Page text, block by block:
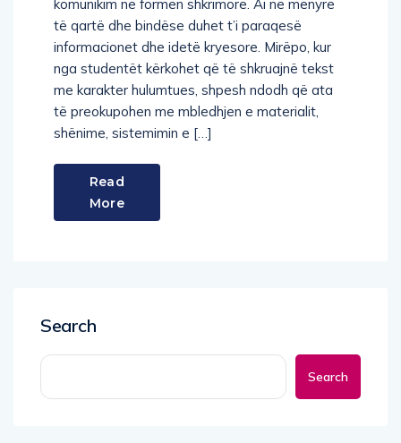
komunikim në formën shkrimore. Ai në mënyrë
të qartë dhe bindëse duhet t’i paraqesë
informacionet dhe idetë kryesore. Mirëpo, kur
nga studentët kërkohet që të shkruajnë tekst
me karakter hulumtues, shpesh ndodh që ata
të preokupohen me mbledhjen e materialit,
shënime, sistemimin e […]
Read
More
Search
Search